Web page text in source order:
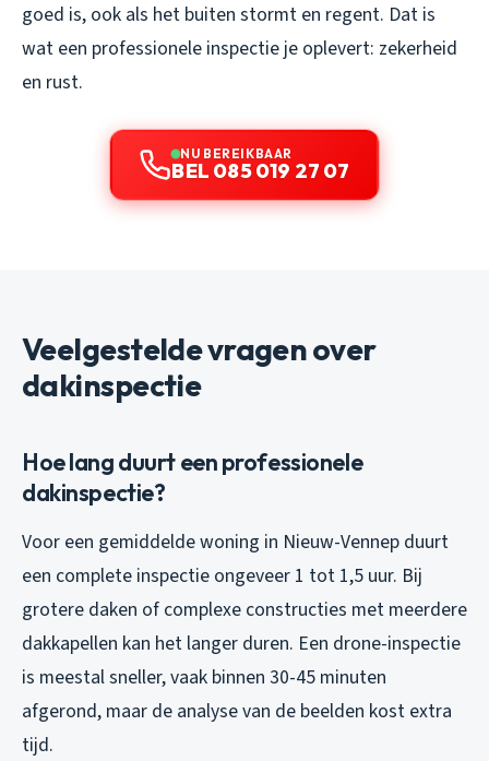
goed is, ook als het buiten stormt en regent. Dat is
wat een professionele inspectie je oplevert: zekerheid
en rust.
NU BEREIKBAAR
BEL 085 019 27 07
Veelgestelde vragen over
dakinspectie
Hoe lang duurt een professionele
dakinspectie?
Voor een gemiddelde woning in Nieuw-Vennep duurt
een complete inspectie ongeveer 1 tot 1,5 uur. Bij
grotere daken of complexe constructies met meerdere
dakkapellen kan het langer duren. Een drone-inspectie
is meestal sneller, vaak binnen 30-45 minuten
afgerond, maar de analyse van de beelden kost extra
tijd.